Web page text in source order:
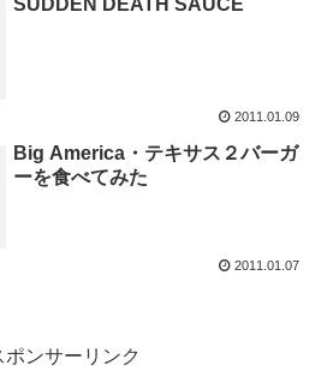
SUDDEN DEATH SAUCE
2011.01.09
Big America・テキサス２バーガ
ーを食べてみた
2011.01.07
ポンサーリンク